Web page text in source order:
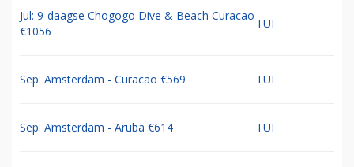
Jul: 9-daagse Chogogo Dive & Beach Curacao
€1056
TUI
Sep: Amsterdam - Curacao €569 TUI
Sep: Amsterdam - Aruba €614 TUI